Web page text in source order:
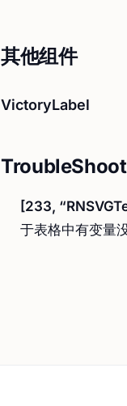
其他组件
VictoryLabel
[233,
于表格中有变量